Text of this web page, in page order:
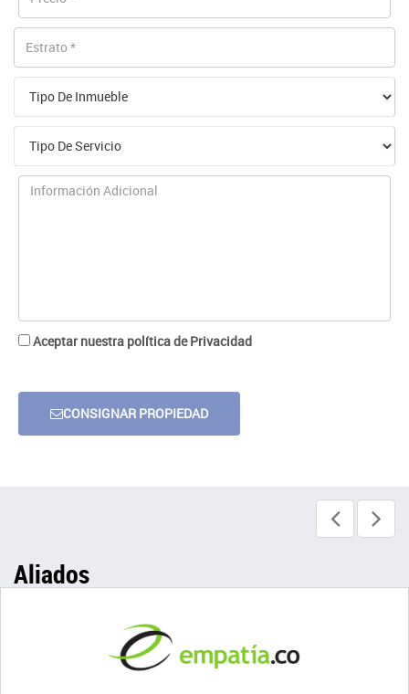
Aceptar nuestra política de Privacidad
CONSIGNAR PROPIEDAD
Aliados